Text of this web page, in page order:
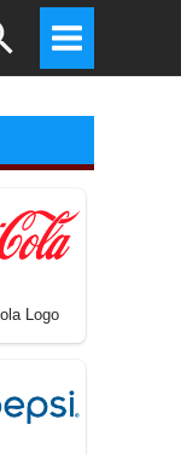
Main
Menu
Logo